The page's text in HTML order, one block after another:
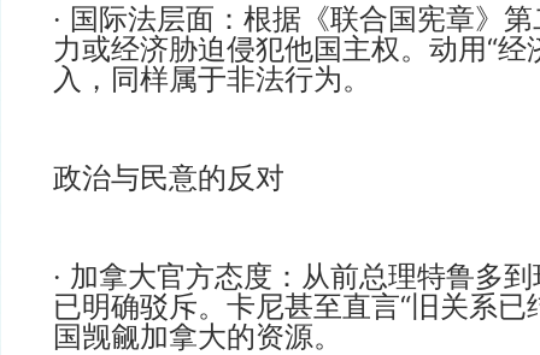
· 国际法层面：根据《联合国宪章》
力或经济胁迫侵犯他国主权。动用“经
入，同样属于非法行为。
政治与民意的反对
· 加拿大官方态度：从前总理特鲁多
已明确驳斥。卡尼甚至直言“旧关系已
国觊觎加拿大的资源。